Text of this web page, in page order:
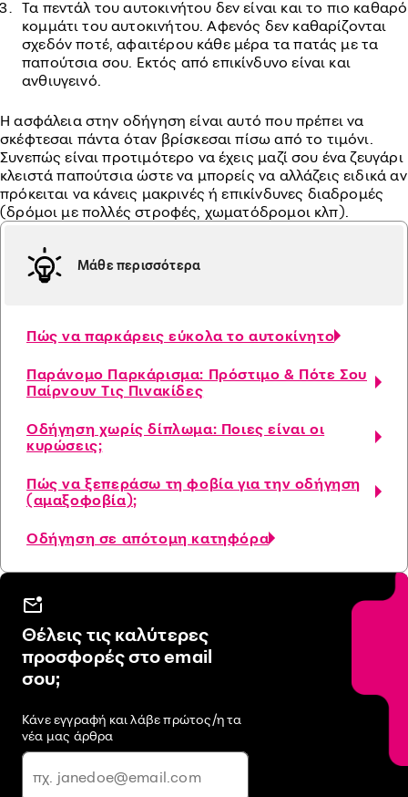
Τα πεντάλ του αυτοκινήτου δεν είναι και το πιο καθαρό
κομμάτι του αυτοκινήτου. Αφενός δεν καθαρίζονται
σχεδόν ποτέ, αφαιτέρου κάθε μέρα τα πατάς με τα
παπούτσια σου. Εκτός από επικίνδυνο είναι και
ανθιυγεινό.
Η ασφάλεια στην οδήγηση είναι αυτό που πρέπει να
σκέφτεσαι πάντα όταν βρίσκεσαι πίσω από το τιμόνι.
Συνεπώς είναι προτιμότερο να έχεις μαζί σου ένα ζευγάρι
κλειστά παπούτσια ώστε να μπορείς να αλλάζεις ειδικά αν
πρόκειται να κάνεις μακρινές ή επικίνδυνες διαδρομές
(δρόμοι με πολλές στροφές, χωματόδρομοι κλπ).
Μάθε περισσότερα
Πώς να παρκάρεις εύκολα το αυτοκίνητο
Παράνομο Παρκάρισμα: Πρόστιμο & Πότε Σου
Παίρνουν Τις Πινακίδες
Οδήγηση χωρίς δίπλωμα: Ποιες είναι οι
κυρώσεις;
Πώς να ξεπεράσω τη φοβία για την οδήγηση
(αμαξοφοβία);
Οδήγηση σε απότομη κατηφόρα
Θέλεις τις καλύτερες
προσφορές στο email
σου;
Κάνε εγγραφή και λάβε πρώτος/η τα
νέα μας άρθρα